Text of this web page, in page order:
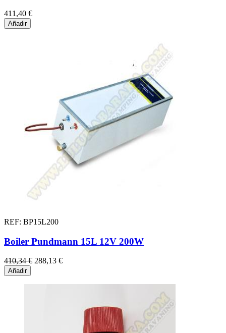
411,40 €
Añadir
REF: BP15L200
Boiler Pundmann 15L 12V 200W
410,34 € 288,13 €
Añadir